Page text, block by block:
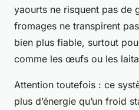
yaourts ne risquent pas de
fromages ne transpirent
bien plus fiable, surtout
comme les œufs ou les
Attention toutefois : ce
plus d’énergie qu’un froid